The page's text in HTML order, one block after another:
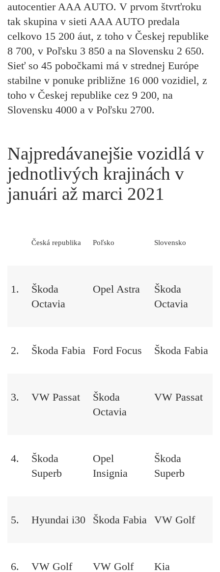
autocentier AAA AUTO. V prvom štvrťroku
tak skupina v sieti AAA AUTO predala
celkovo 15 200 áut, z toho v Českej republike
8 700, v Poľsku 3 850 a na Slovensku 2 650.
Sieť so 45 pobočkami má v strednej Európe
stabilne v ponuke približne 16 000 vozidiel, z
toho v Českej republike cez 9 200, na
Slovensku 4000 a v Poľsku 2700.
Najpredávanejšie vozidlá v
jednotlivých krajinách v
januári až marci 2021
Česká republika Poľsko Slovensko
1.
Škoda
Octavia
Opel Astra
Škoda
Octavia
2. Škoda Fabia Ford Focus Škoda Fabia
3. VW Passat
Škoda
Octavia
VW Passat
4.
Škoda
Superb
Opel
Insignia
Škoda
Superb
5. Hyundai i30 Škoda Fabia VW Golf
6. VW Golf VW Golf Kia